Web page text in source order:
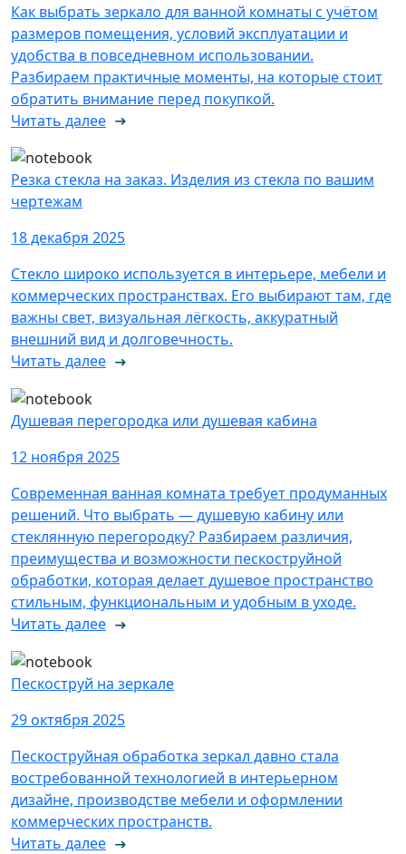
Как выбрать зеркало для ванной комнаты с учётом
размеров помещения, условий эксплуатации и
удобства в повседневном использовании.
Разбираем практичные моменты, на которые стоит
обратить внимание перед покупкой.
Читать далее
Резка стекла на заказ. Изделия из стекла по вашим
чертежам
18 декабря 2025
Стекло широко используется в интерьере, мебели и
коммерческих пространствах. Его выбирают там, где
важны свет, визуальная лёгкость, аккуратный
внешний вид и долговечность.
Читать далее
Душевая перегородка или душевая кабина
12 ноября 2025
Современная ванная комната требует продуманных
решений. Что выбрать — душевую кабину или
стеклянную перегородку? Разбираем различия,
преимущества и возможности пескоструйной
обработки, которая делает душевое пространство
стильным, функциональным и удобным в уходе.
Читать далее
Пескоструй на зеркале
29 октября 2025
Пескоструйная обработка зеркал давно стала
востребованной технологией в интерьерном
дизайне, производстве мебели и оформлении
коммерческих пространств.
Читать далее